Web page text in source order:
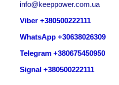
info@keeppower.com.ua
Viber +380500222111
WhatsApp +30638026309
Telegram +380675450950
Signal +380500222111